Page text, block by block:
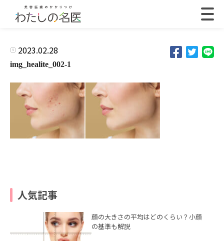
2023.02.28
img_healite_002-1
人気記事
顔の大きさの平均はどのくらい？小顔
の基準も解説